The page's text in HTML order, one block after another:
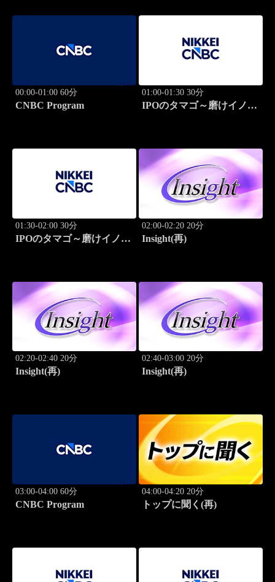
00:00-01:00 60分
CNBC Program
01:00-01:30 30分
IPOのタマゴ～磨けイノベ
01:30-02:00 30分
IPOのタマゴ～磨けイノベ
02:00-02:20 20分
Insight(再)
02:20-02:40 20分
Insight(再)
02:40-03:00 20分
Insight(再)
03:00-04:00 60分
CNBC Program
04:00-04:20 20分
トップに聞く(再)